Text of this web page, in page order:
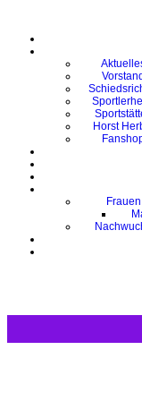
Vorstand
Horst
Frauen